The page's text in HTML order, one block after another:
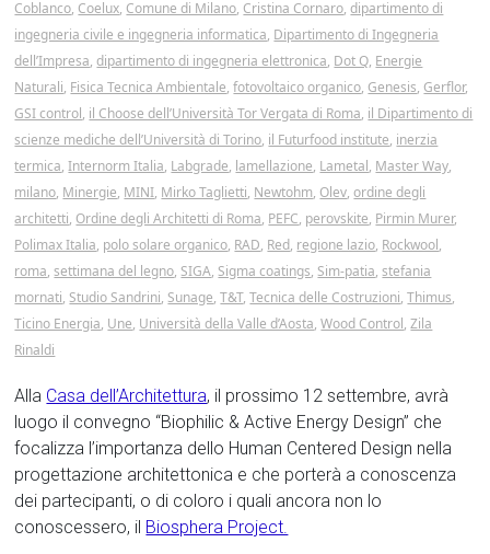
Coblanco, Coelux, Comune di Milano, Cristina Cornaro,dipartimento di
ingegneria civile e ingegneria informatica, Dipartimento di Ingegneria
dell’Impresa,dipartimento di ingegneria elettronica, Dot Q, Energie
Naturali, Fisica Tecnica Ambientale,fotovoltaico organico, Genesis, Gerflor,
GSI control, il Choose dell’Università Tor Vergata di Roma, il Dipartimento di
scienze mediche dell’Università di Torino, il Futurfood institute, inerzia
termica,Internorm Italia, Labgrade, lamellazione, Lametal, Master Way,
milano, Minergie, MINI, Mirko Taglietti, Newtohm, Olev,ordine degli
architetti, Ordine degli Architetti di Roma, PEFC, perovskite, Pirmin Murer,
Polimax Italia, polo solare organico, RAD, Red, regione lazio, Rockwool,
roma,settimana del legno, SIGA, Sigma coatings, Sim-patia,stefania
mornati, Studio Sandrini, Sunage,T&T,Tecnica delle Costruzioni,Thimus,
Ticino Energia, Une, Università della Valle d’Aosta,Wood Control,Zila
Rinaldi
Alla Casa dell’Architettura, il prossimo 12 settembre, avrà
luogo il convegno “Biophilic & Active Energy Design” che
focalizza l’importanza dello Human Centered Design nella
progettazione architettonica e che porterà a conoscenza
dei partecipanti, o di coloro i quali ancora non lo
conoscessero, il Biosphera Project.